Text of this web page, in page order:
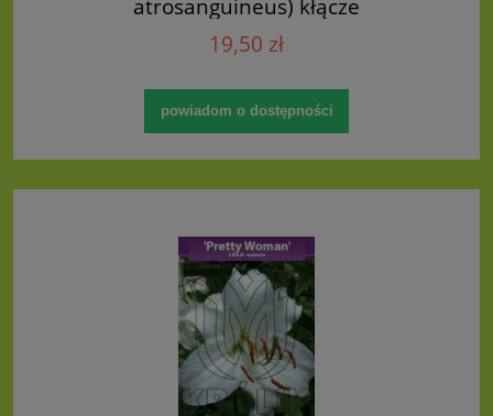
atrosanguineus) kłącze
19,50 zł
powiadom o dostępności